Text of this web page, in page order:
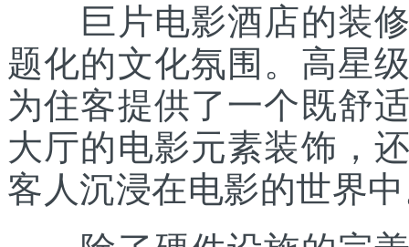
巨片电影酒店的装修
题化的文化氛围。高星
为住客提供了一个既舒
大厅的电影元素装饰，
客人沉浸在电影的世界